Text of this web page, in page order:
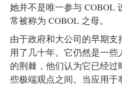
她并不是唯一参与 COBOL
常被称为 COBOL 之母。
由于政府和大公司的早期支
用了几十年。它仍然是一些
的荆棘，他们认为它已经
些极端观点之间。当应用于